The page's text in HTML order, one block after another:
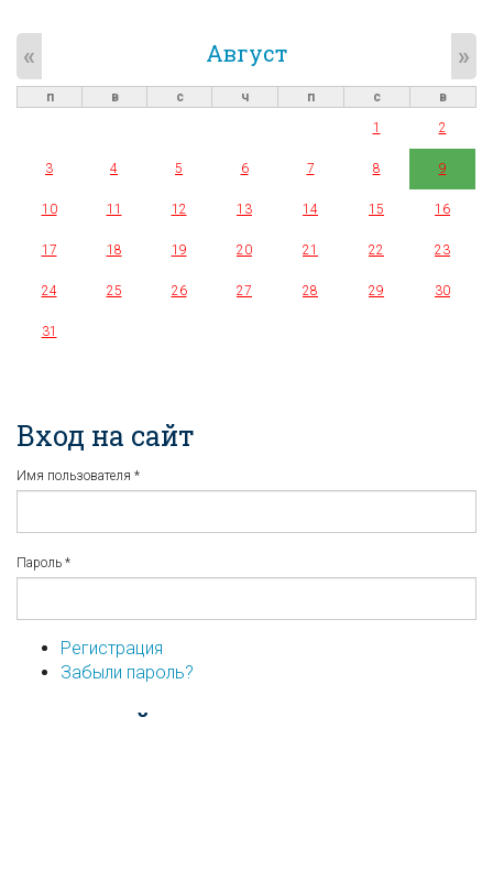
Август
« »
п в с ч п с
в
1
2
3 4 5 6 7 8 9
10 11 12 13 14 15 16
17 18 19 20 21 22 23
24 25 26 27 28 29 30
31
Вход на сайт
Имя пользователя *
Пароль *
Регистрация
Забыли пароль?
...или войдите используя